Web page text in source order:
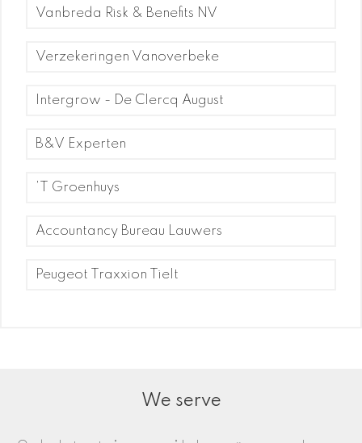
Vanbreda Risk & Benefits NV
Verzekeringen Vanoverbeke
Intergrow - De Clercq August
B&V Experten
'T Groenhuys
Accountancy Bureau Lauwers
Peugeot Traxxion Tielt
We serve
Wij zijn ook de peter club van de Leo's
Lions Internationaal
Mivalti
We ondersteunen ook heel wat